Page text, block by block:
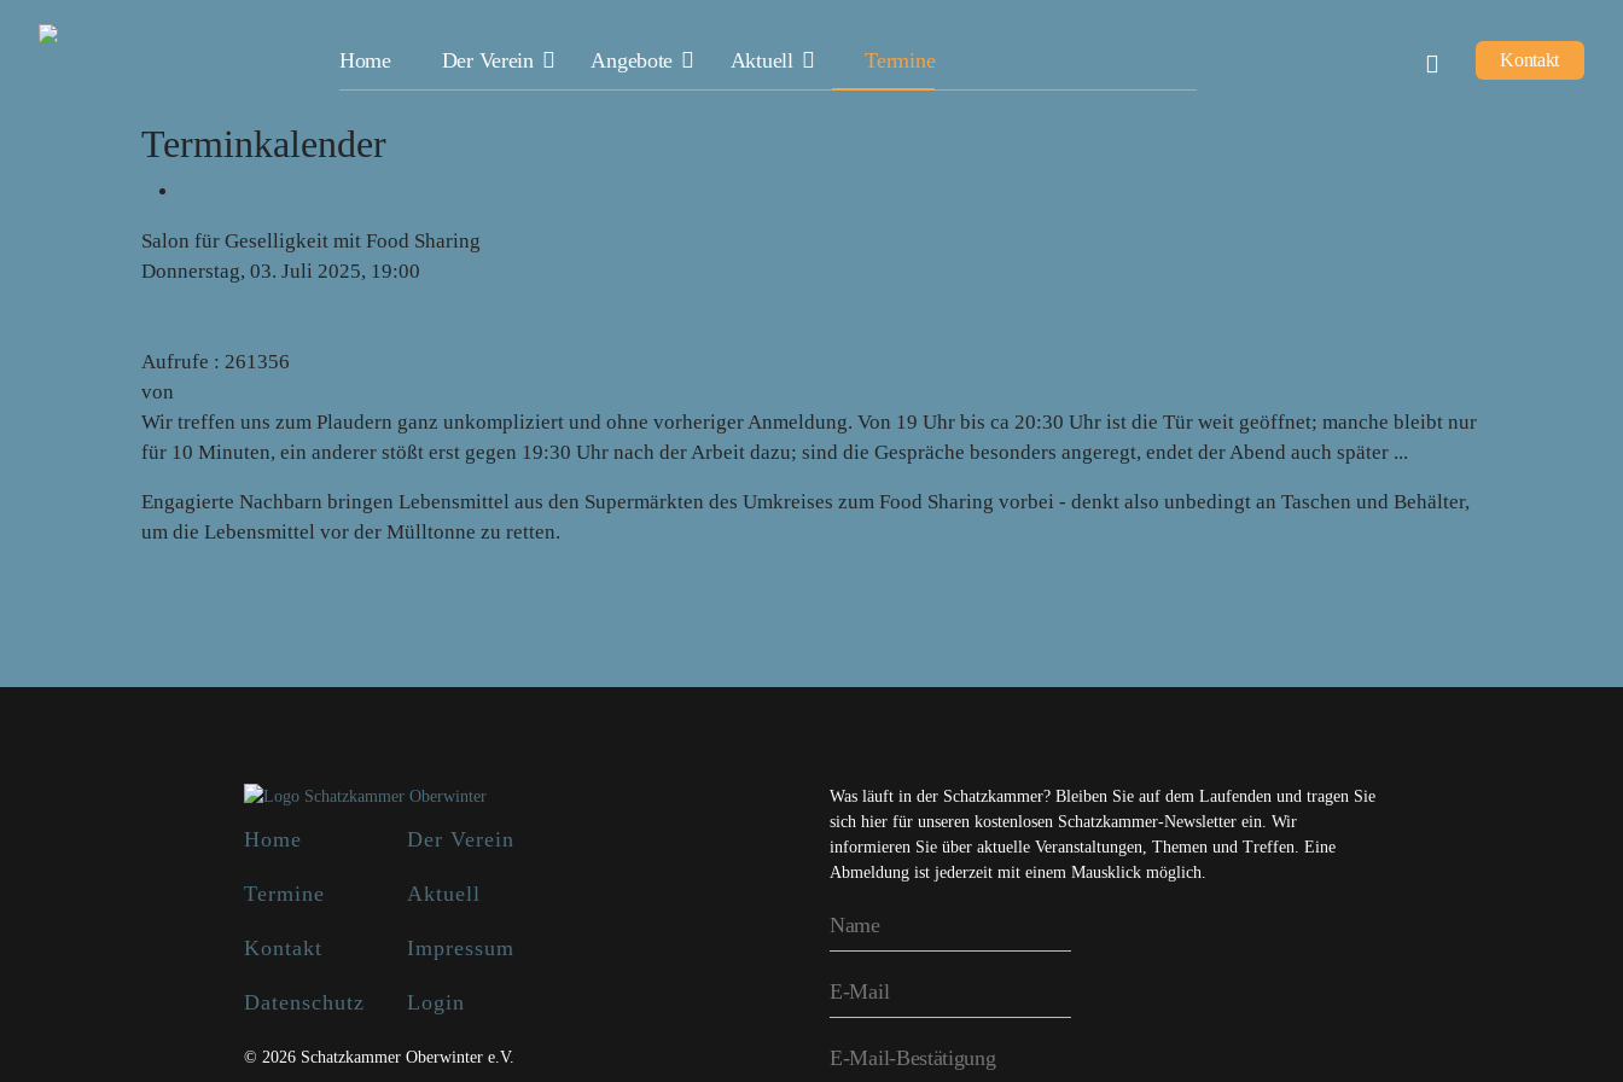
Home Der Verein Angebote Aktuell Termine Kontakt
Terminkalender
Salon für Geselligkeit mit Food Sharing
Donnerstag, 03. Juli 2025, 19:00
Aufrufe : 261356
von
Wir treffen uns zum Plaudern ganz unkompliziert und ohne vorheriger Anmeldung. Von 19 Uhr bis ca 20:30 Uhr ist die Tür weit geöffnet; manche bleibt nur
für 10 Minuten, ein anderer stößt erst gegen 19:30 Uhr nach der Arbeit dazu; sind die Gespräche besonders angeregt, endet der Abend auch später ...
Engagierte Nachbarn bringen Lebensmittel aus den Supermärkten des Umkreises zum Food Sharing vorbei - denkt also unbedingt an Taschen und Behälter,
um die Lebensmittel vor der Mülltonne zu retten.
Home Der Verein
Termine Aktuell
Kontakt Impressum
Datenschutz Login
© 2026 Schatzkammer Oberwinter e.V.
Was läuft in der Schatzkammer? Bleiben Sie auf dem Laufenden und tragen Sie
sich hier für unseren kostenlosen Schatzkammer-Newsletter ein. Wir
informieren Sie über aktuelle Veranstaltungen, Themen und Treffen. Eine
Abmeldung ist jederzeit mit einem Mausklick möglich.